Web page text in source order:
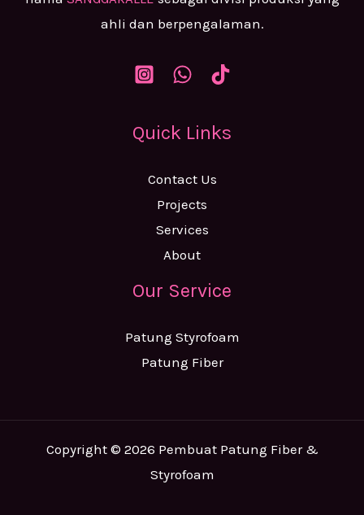
ahli dan berpengalaman.
Quick Links
Contact Us
Projects
Services
About
Our Service
Patung Styrofoam
Patung Fiber
Copyright © 2026 Pembuat Patung Fiber &
Styrofoam